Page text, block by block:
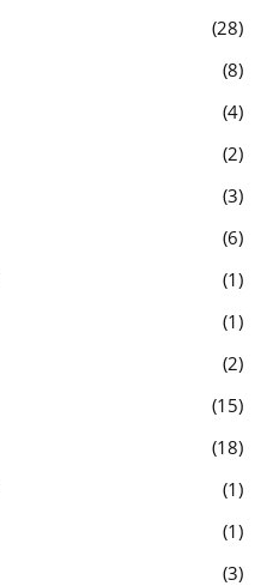
28
8
4
2
3
6
1
1
2
15
18
1
1
3